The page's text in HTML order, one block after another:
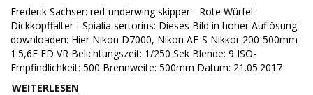
Frederik Sachser: red-underwing skipper - Rote Würfel-
Dickkopffalter - Spialia sertorius: Dieses Bild in hoher Auflösung
downloaden: Hier Nikon D7000, Nikon AF-S Nikkor 200-500mm
1:5,6E ED VR Belichtungszeit: 1/250 Sek Blende: 9 ISO-
Empfindlichkeit: 500 Brennweite: 500mm Datum: 21.05.2017
WEITERLESEN